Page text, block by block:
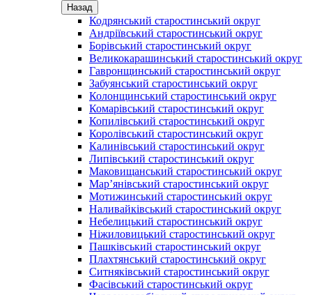
Назад
Кодрянський старостинський округ
Андріївський старостинський округ
Борівський старостинський округ
Великокарашинський старостинський округ
Гавронщинський старостинський округ
Забуянський старостинський округ
Колонщинський старостинський округ
Комарівський старостинський округ
Копилівський старостинський округ
Королівський старостинський округ
Калинівський старостинський округ
Липівський старостинський округ
Маковищанський старостинський округ
Мар’янівський старостинський округ
Мотижинський старостинський округ
Наливайківський старостинський округ
Небелицький старостинський округ
Ніжиловицький старостинський округ
Пашківський старостинський округ
Плахтянський старостинський округ
Ситняківський старостинський округ
Фасівський старостинський округ